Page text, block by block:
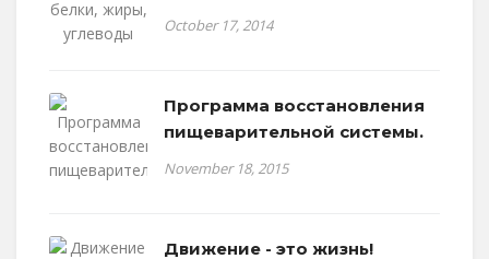
October 17, 2014
Программа восстановления
пищеварительной системы.
November 18, 2015
Движение - это жизнь!